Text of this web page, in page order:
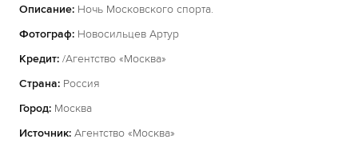
Описание: Ночь Московского спорта.
Фотограф: Новосильцев Артур
Кредит: /Агентство «Москва»
Страна: Россия
Город: Москва
Источник: Агентство «Москва»